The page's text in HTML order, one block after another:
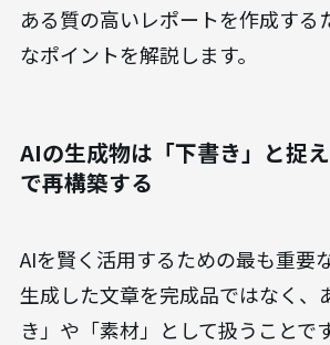
ある質の高いレポートを作成する
なポイントを解説します。
AIの生成物は「下書き」と捉
で再構築する
AIを賢く活用するための最も重要
生成した文章を完成品ではなく、
き」や「素材」として扱うことで